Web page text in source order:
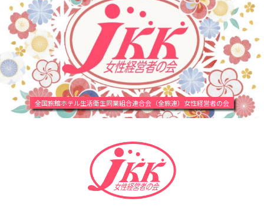
全国旅館ホテル生活衛生同業組合連合会（全旅連）女性経営者の会